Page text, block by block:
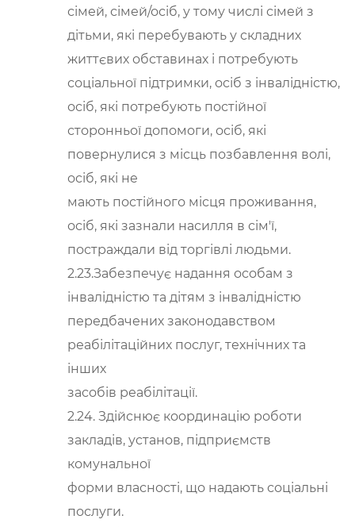
сімей, сімей/осіб, у тому числі сімей з
дітьми, які перебувають у складних
життєвих обставинах і потребують
соціальної підтримки, осіб з інвалідністю,
осіб, які потребують постійної
сторонньої допомоги, осіб, які
повернулися з місць позбавлення волі,
осіб, які не
мають постійного місця проживання,
осіб, які зазнали насилля в сім'ї,
постраждали від торгівлі людьми.
2.23.Забезпечує надання особам з
інвалідністю та дітям з інвалідністю
передбачених законодавством
реабілітаційних послуг, технічних та
інших
засобів реабілітації.
2.24. Здійснює координацію роботи
закладів, установ, підприємств
комунальної
форми власності, що надають соціальні
послуги.